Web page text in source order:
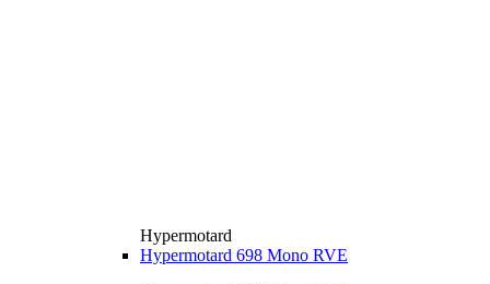
Hypermotard
Hypermotard 698 Mono RVE